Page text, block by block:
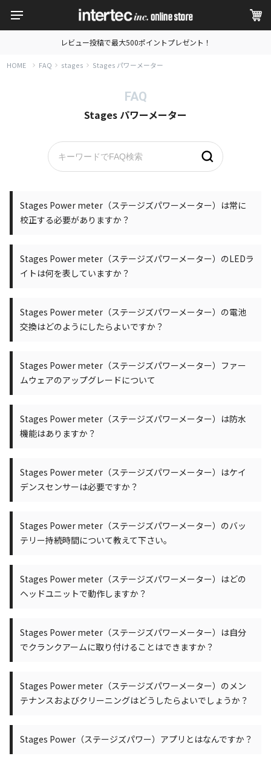
レビュー投稿で最大500ポイントプレゼント！
HOME FAQ stages Stages パワーメーター
FAQ
Stages パワーメーター
Stages Power meter（ステージズパワーメーター）は常に
校正する必要がありますか？
Stages Power meter（ステージズパワーメーター）のLEDラ
イトは何を表していますか？
Stages Power meter（ステージズパワーメーター）の電池
交換はどのようにしたらよいですか？
Stages Power meter（ステージズパワーメーター）ファー
ムウェアのアップグレードについて
Stages Power meter（ステージズパワーメーター）は防水
機能はありますか？
Stages Power meter（ステージズパワーメーター）はケイ
デンスセンサーは必要ですか？
Stages Power meter（ステージズパワーメーター）のバッ
テリー持続時間について教えて下さい。
Stages Power meter（ステージズパワーメーター）はどの
ヘッドユニットで動作しますか？
Stages Power meter（ステージズパワーメーター）は自分
でクランクアームに取り付けることはできますか？
Stages Power meter（ステージズパワーメーター）のメン
テナンスおよびクリーニングはどうしたらよいでしょうか？
Stages Power（ステージズパワー）アプリとはなんですか？